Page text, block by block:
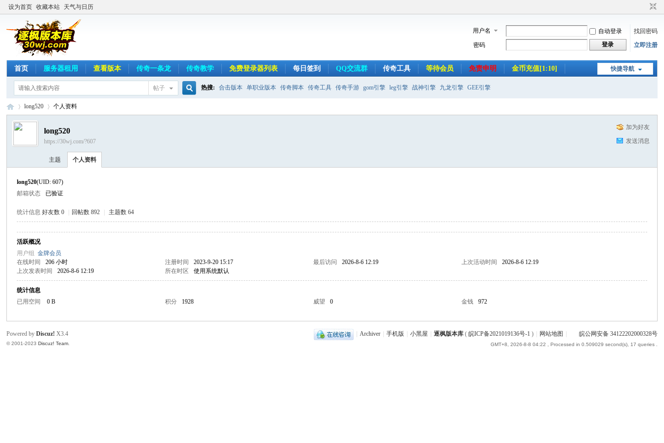
设为首页 收藏本站 天气与日历
用户名 自动登录
找回密码
密码
登录 立即注册
快捷导航
首页 服务器租用 查看版本 传奇一条龙 传奇教学 免费登录器列表 每日签到 QQ交流群 传奇工具 等待会员 免责申明 金币充值[1:10]
帖子 热搜: 合击版本 单职业版本 传奇脚本 传奇工具 传奇手游 gom引擎 leg引擎 战神引擎 九龙引擎 GEE引擎
版
›
long520 个人资料
加为好友
发送消息
long520
https://30wj.com/?607
主题 个人资料
long520(UID: 607)
邮箱状态
已验证
统计信息 好友数 0 回帖数 892 主题数 64
活跃概况
用户组金牌会员
在线时间
206 小时 注册时间 2023-9-20 15:17 最后访问 2026-8-6 12:19 上次活动时间
2026-8-6 12:19
上次发表时间
2026-8-6 12:19 所在时区 使用系统默认
统计信息
已用空间
0 B 积分 1928 威望 0 金钱 972
Archiver 手机版 小黑屋 逐枫版本库( 皖ICP备2021019136号-1 ) 网站地图 皖公网安备 34122202000328号
GMT+8, 2026-8-8 04:22 , Processed in 0.509029 second(s), 17 queries .
Powered byDiscuz! X3.4
© 2001-2023Discuz! Team